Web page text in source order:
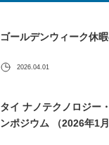
ゴールデンウィーク休
2026.04.01
タイ ナノテクノロジー
ンポジウム （2026年1